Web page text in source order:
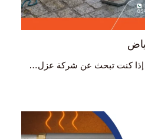
إذا كنت تبحث عن شركة عزل…